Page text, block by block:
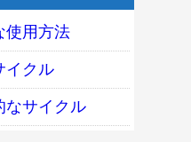
使用方法
イクル
サイクル